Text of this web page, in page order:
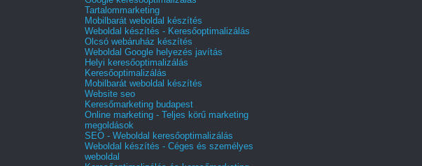
Tartalommarketing
Mobilbarát weboldal készítés
Weboldal készítés - Keresőoptimalizálás
Olcsó webáruház készítés
Weboldal Google helyezés javítás
Helyi keresőoptimalizálás
Keresőoptimalizálás
Mobilbarát weboldal készítés
Website seo
Keresőmarketing budapest
Online marketing - Teljes körű marketing
megoldások
SEO - Weboldal keresőoptimalizálás
Weboldal készítés - Céges és személyes
weboldal